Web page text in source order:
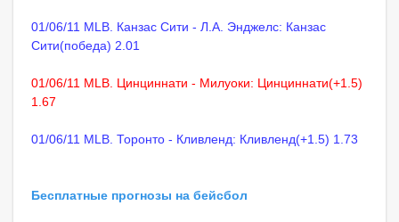
01/06/11 MLB. Канзас Сити - Л.А. Энджелс: Канзас
Сити(победа) 2.01
01/06/11 MLB. Цинциннати - Милуоки: Цинциннати(+1.5)
1.67
01/06/11 MLB. Торонто - Кливленд: Кливленд(+1.5) 1.73
Бесплатные прогнозы на бейсбол